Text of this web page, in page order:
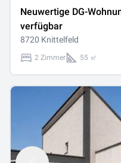
Neuwertige DG-
verfügbar
8720 Knittelfeld
2 Zimmer 55 ㎡